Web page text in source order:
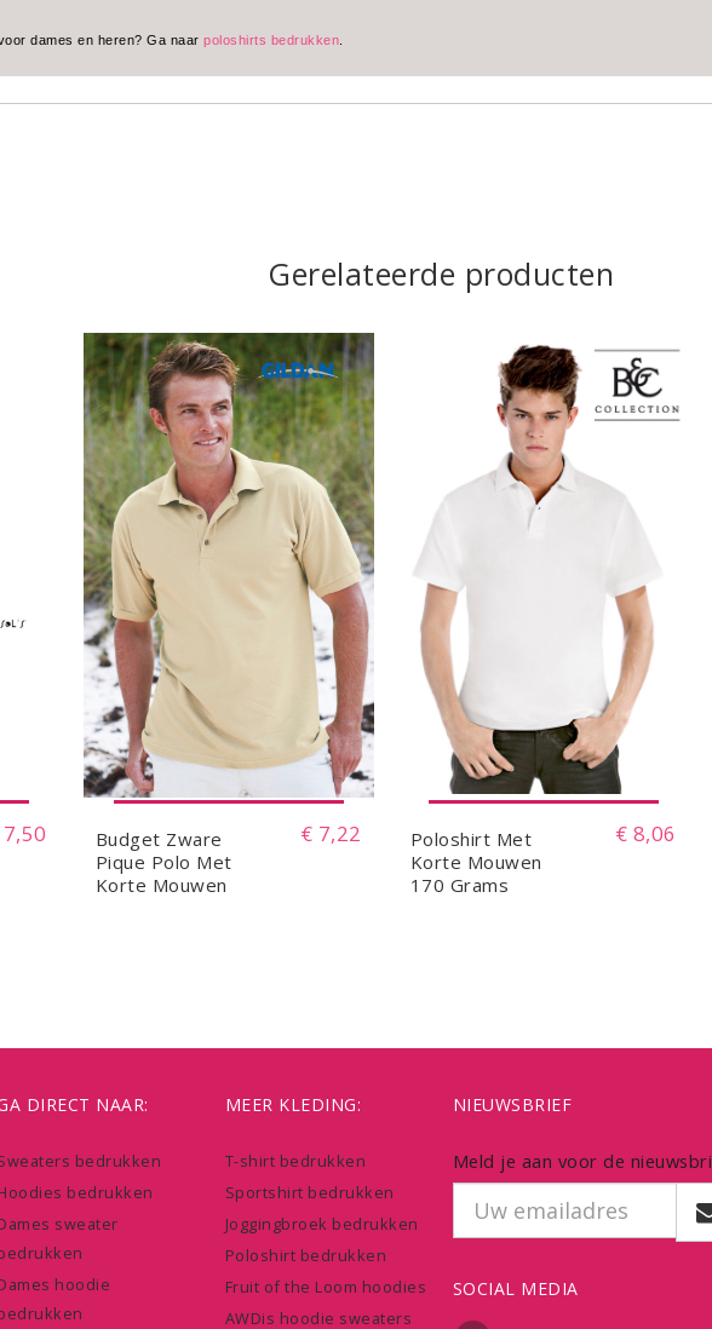
dames en heren? Ga naar poloshirts bedrukken
Gerelateerde producten
Budget Zware
Pique Polo Met
Korte Mouwen
€ 7,22
Poloshirt Met
Korte Mouwen
170 Grams
€ 8,06
DIRECT NAAR:
bedrukken
bedrukken
sweater
hoodie
MEER KLEDING:
T-shirt bedrukken
Sportshirt bedrukken
Joggingbroek bedrukken
Poloshirt bedrukken
Fruit of the Loom hoodies
AWDis hoodie sweaters
NIEUWSBRIEF
Meld je aan voor de
SOCIAL MEDIA